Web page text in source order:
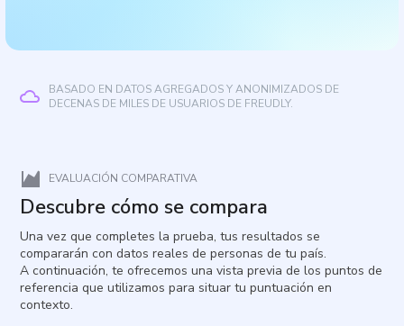
BASADO EN DATOS AGREGADOS Y ANONIMIZADOS DE
DECENAS DE MILES DE USUARIOS DE FREUDLY.
EVALUACIÓN COMPARATIVA
Descubre cómo se compara
Una vez que completes la prueba, tus resultados se
compararán con datos reales de personas de tu país.
A continuación, te ofrecemos una vista previa de los puntos de
referencia que utilizamos para situar tu puntuación en
contexto.